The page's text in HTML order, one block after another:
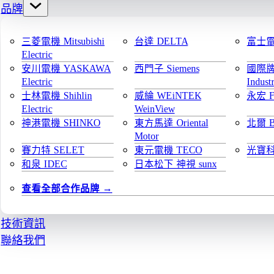
品牌
三菱電機 Mitsubishi
Electric
台達 DELTA 富士
安川電機 YASKAWA
Electric
西門子 Siemens
國際
士林電機 Shihlin
Electric
威綸 WEiNTEK
WeinView
永宏
神港電機 SHINKO
東方馬達 Oriental
Motor
北爾
賽力特 SELET 東元電機 TECO 光寶
和泉 IDEC
日本松下 神視 sunx
查看全部合作品牌
技術資訊
聯絡我們